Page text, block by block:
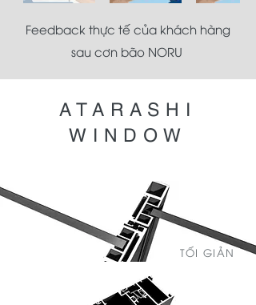
Feedback thực tế của khách hàng
sau cơn bão NORU
ATARASHI
WINDOW
TỐI GIẢN